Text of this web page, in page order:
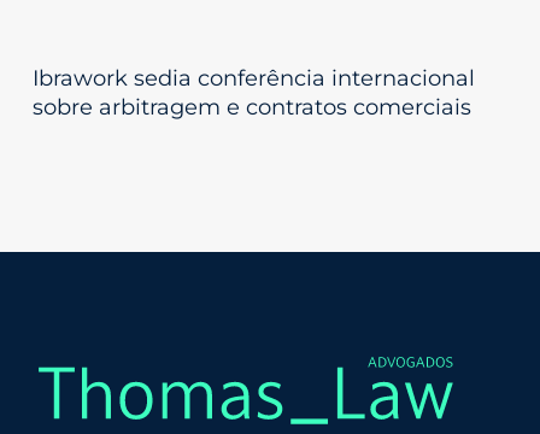
Ibrawork sedia conferência internacional
sobre arbitragem e contratos comerciais